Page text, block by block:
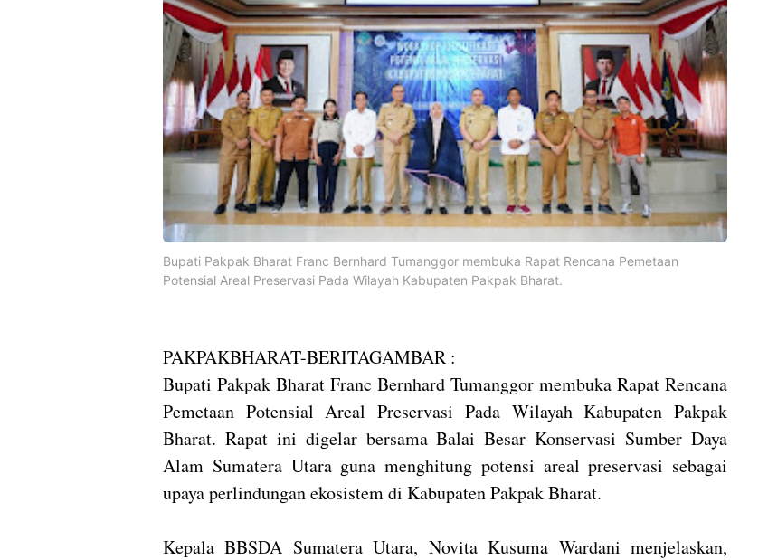
Bupati Pakpak Bharat Franc Bernhard Tumanggor membuka Rapat Rencana Pemetaan
Potensial Areal Preservasi Pada Wilayah Kabupaten Pakpak Bharat.
PAKPAKBHARAT-BERITAGAMBAR :
Bupati Pakpak Bharat Franc Bernhard Tumanggor membuka Rapat Rencana
Pemetaan Potensial Areal Preservasi Pada Wilayah Kabupaten Pakpak
Bharat. Rapat ini digelar bersama Balai Besar Konservasi Sumber Daya
Alam Sumatera Utara guna menghitung potensi areal preservasi sebagai
upaya perlindungan ekosistem di Kabupaten Pakpak Bharat.
Kepala BBSDA Sumatera Utara, Novita Kusuma Wardani menjelaskan,